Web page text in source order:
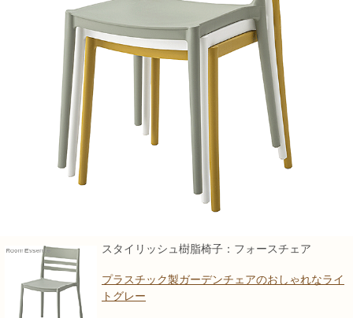
スタイリッシュ樹脂椅子：フォースチェア
プラスチック製ガーデンチェアのおしゃれなライ
トグレー